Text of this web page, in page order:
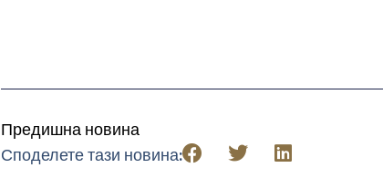
Предишна новина
Споделете тази новина: